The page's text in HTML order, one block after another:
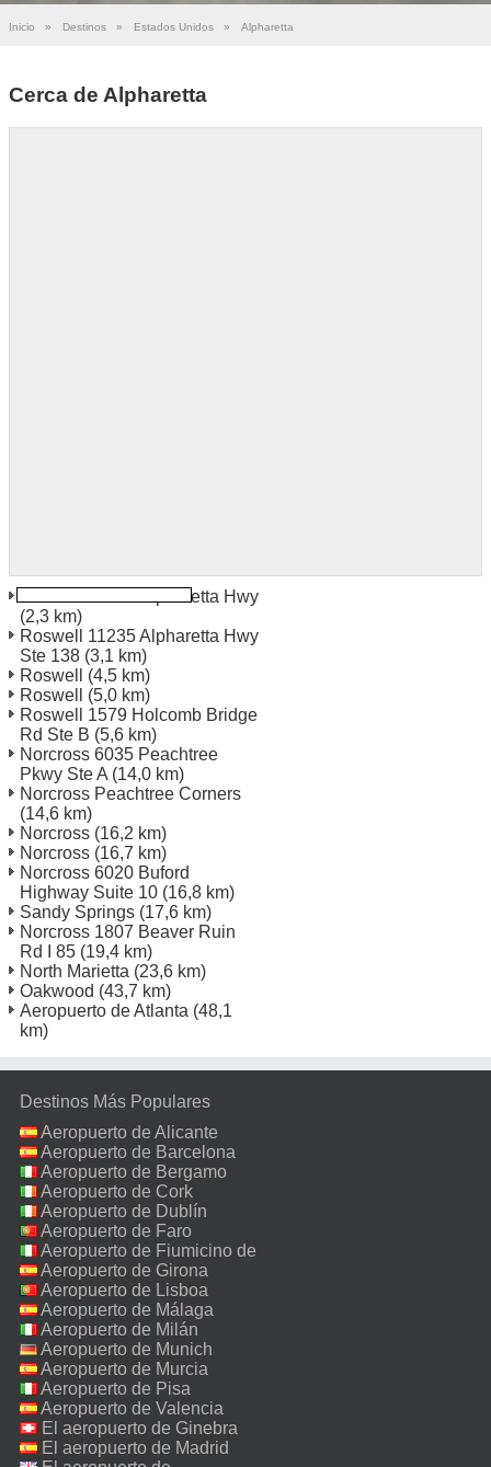
Inicio » Destinos » Estados Unidos » Alpharetta
Cerca de Alpharetta
Roswell 11572 Alpharetta Hwy
(2,3 km)
Roswell 11235 Alpharetta Hwy
Ste 138 (3,1 km)
Roswell
(4,5 km)
Roswell
(5,0 km)
Roswell 1579 Holcomb Bridge
Rd Ste B (5,6 km)
Norcross 6035 Peachtree
Pkwy Ste A(14,0 km)
Norcross Peachtree Corners
(14,6 km)
Norcross (16,2 km)
Norcross (16,7 km)
Norcross 6020 Buford
Highway Suite 10 (16,8 km)
Sandy Springs (17,6 km)
Norcross 1807 Beaver Ruin
Rd I 85 (19,4 km)
North Marietta (23,6 km)
Oakwood (43,7 km)
Aeropuerto de Atlanta (48,1
km)
Destinos Más Populares
Aeropuerto de Alicante
Aeropuerto de Barcelona
Aeropuerto de Bergamo
Aeropuerto de Cork
Aeropuerto de Dublín
Aeropuerto de Faro
Aeropuerto de Fiumicino de
Roma
Aeropuerto de Girona
Aeropuerto de Lisboa
Aeropuerto de Málaga
Aeropuerto de Milán
Malpensa
Aeropuerto de Munich
Aeropuerto de Murcia
Aeropuerto de Pisa
Aeropuerto de Valencia
El aeropuerto de Ginebra
El aeropuerto de Madrid